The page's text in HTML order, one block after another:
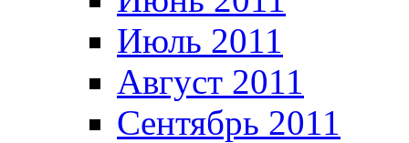
Июль 2011
Август 2011
Сентябрь 2011